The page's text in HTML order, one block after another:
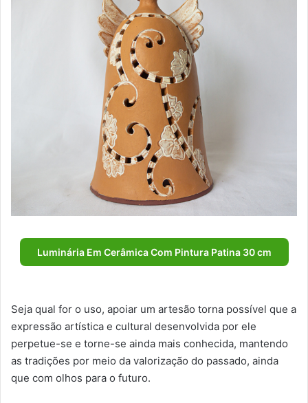
Luminária Em Cerâmica Com Pintura Patina 30 cm
Seja qual for o uso, apoiar um artesão torna possível que a
expressão artística e cultural desenvolvida por ele
perpetue-se e torne-se ainda mais conhecida, mantendo
as tradições por meio da valorização do passado, ainda
que com olhos para o futuro.